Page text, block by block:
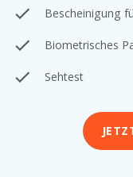
Bescheinigung
Biometrisches
Sehtest